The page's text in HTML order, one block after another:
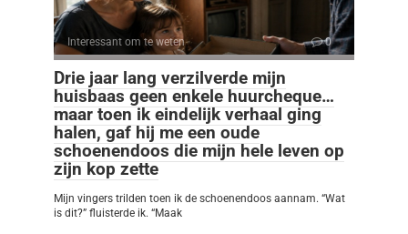
Interessant om te weten 0
Drie jaar lang verzilverde mijn
huisbaas geen enkele huurcheque…
maar toen ik eindelijk verhaal ging
halen, gaf hij me een oude
schoenendoos die mijn hele leven op
zijn kop zette
Mijn vingers trilden toen ik de schoenendoos aannam. “Wat
is dit?” fluisterde ik. “Maak